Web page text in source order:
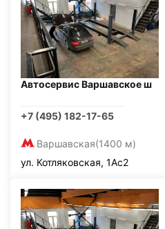
Автосервис Варшавское ш
+7 (495) 182-17-65
Варшавская(1400 м)
ул. Котляковская, 1Ас2